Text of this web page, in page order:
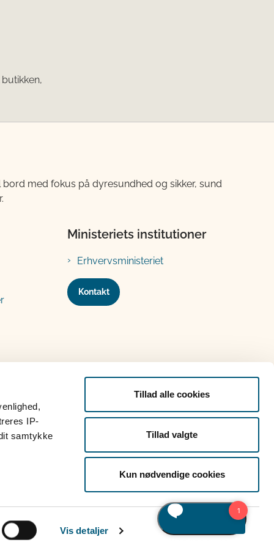
IP-
samtykke
Vis detaljer
Tillad alle cookies
Tillad valgte
Kun nødvendige cookies
med fokus på dyresundhed og sikker, sund
Ministeriets institutioner
Erhvervsministeriet
Kontakt